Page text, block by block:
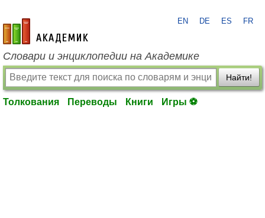
academic.ru
EN DE ES FR
Словари и энциклопедии на Академике
Найти!
Толкования Переводы Книги Игры ⚽